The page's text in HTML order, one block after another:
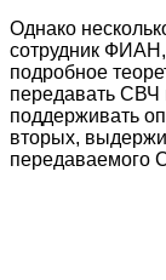
Однако
сотрудник
подробное
передавать СВЧ
поддерживать
вторых,
передаваемого